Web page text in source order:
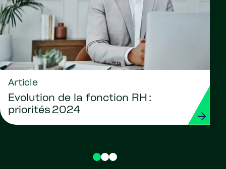
Article
Évolution de la fonction RH :
priorités 2024